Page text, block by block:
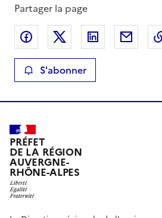
Partager la page
Partager sur Facebook
Partager sur X
Partager
S'abonner
PRÉFET
DE LA RÉGION
AUVERGNE-
RHÔNE-ALPES